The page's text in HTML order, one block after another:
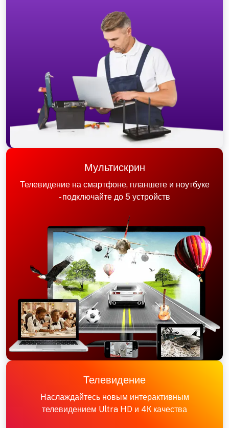
Мультискрин
Телевидение на смартфоне, планшете и ноутбуке
- подключайте до 5 устройств
Телевидение
Наслаждайтесь новым интерактивным
телевидением Ultra HD и 4К качества